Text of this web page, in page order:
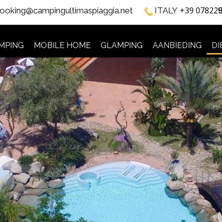
ITALY +39
MOBILE HOME GLAMPING AANBIEDING